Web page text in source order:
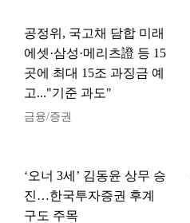
공정위, 국고채 담합 미래
에셋·삼성·메리츠證 등 15
곳에 최대 15조 과징금 예
고..."기준 과도"
금융/증권
‘오너 3세’ 김동윤 상무 승
진…한국투자증권 후계
구도 주목